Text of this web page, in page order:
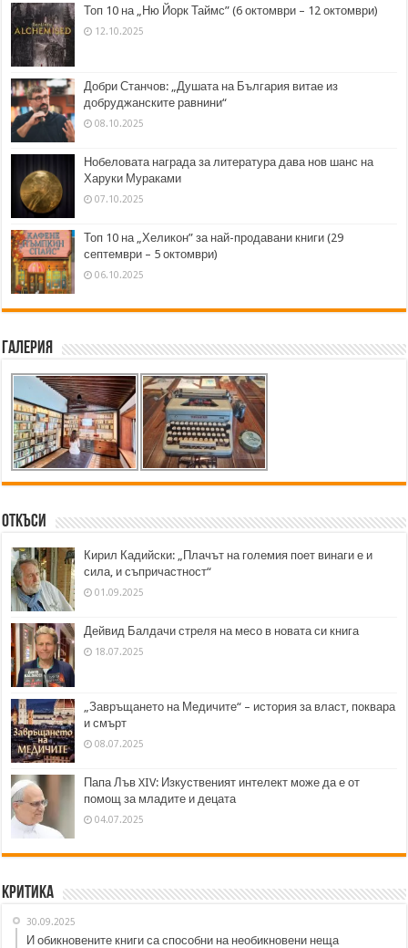
Топ 10 на „Ню Йорк Таймс” (6 октомври – 12 октомври)
12.10.2025
Добри Станчов: „Душата на България витае из
добруджанските равнини“
08.10.2025
Нобеловата награда за литература дава нов шанс на
Харуки Мураками
07.10.2025
Топ 10 на „Хеликон” за най-продавани книги (29
септември – 5 октомври)
06.10.2025
Галерия
Откъси
Кирил Кадийски: „Плачът на големия поет винаги е и
сила, и съпричастност“
01.09.2025
Дейвид Балдачи стреля на месо в новата си книга
18.07.2025
„Завръщането на Медичите“ – история за власт, поквара
и смърт
08.07.2025
Папа Лъв XIV: Изкуственият интелект може да е от
помощ за младите и децата
04.07.2025
Критика
30.09.2025
И обикновените книги са способни на необикновени неща